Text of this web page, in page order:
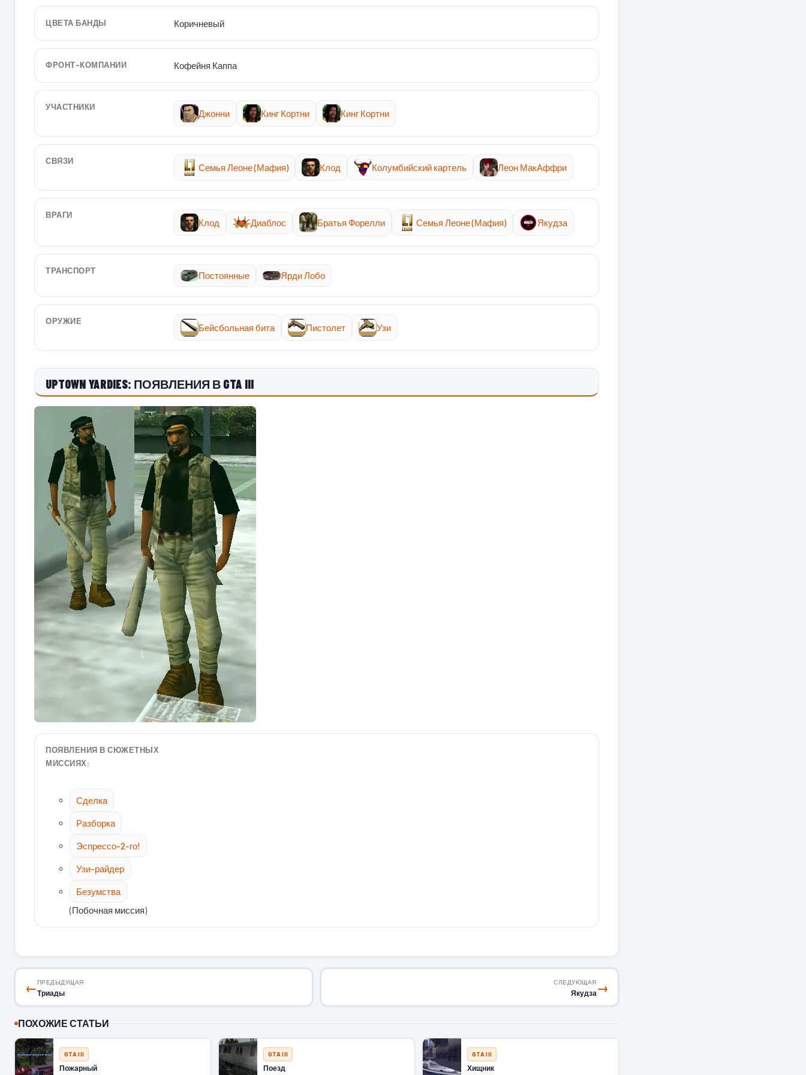
ЦВЕТА БАНДЫ Коричневый
ФРОНТ-КОМПАНИИ Кофейня Каппа
УЧАСТНИКИ
Джонни Кинг Кортни Кинг Кортни
СВЯЗИ
Семья Леоне (Мафия) Клод Колумбийский картель Леон МакАффри
ВРАГИ
Клод Диаблос Братья Форелли Семья Леоне (Мафия) Якудза
ТРАНСПОРТ Постоянные Ярди Лобо
ОРУЖИЕ
Бейсбольная бита Пистолет Узи
UPTOWN YARDIES: ПОЯВЛЕНИЯ В GTA III
ПОЯВЛЕНИЯ В СЮЖЕТНЫХ
МИССИЯХ:
Сделка
Разборка
Эспрессо-2-го!
Узи-райдер
Безумства
(Побочная миссия)
←ПРЕДЫДУЩАЯ
Триады →
СЛЕДУЮЩАЯ
Якудза
ПОХОЖИЕ СТАТЬИ
GTA III
Пожарный
GTA III
Поезд
GTA III
Хищник